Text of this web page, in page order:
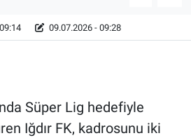
09.07.2026 - 09:28
Süper Lig hedefiyle
Iğdır FK, kadrosunu iki